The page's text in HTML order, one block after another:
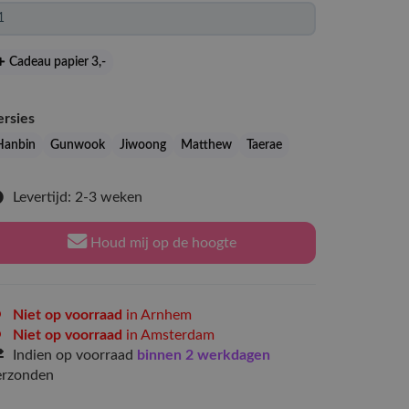
Cadeau papier 3,-
Gunwook Jiwoong Matthew Taerae
Levertijd: 2-3 weken
Houd mij op de hoogte
Niet op voorraad in Arnhem
Niet op voorraad in Amsterdam
Indien op voorraad binnen 2 werkdagen